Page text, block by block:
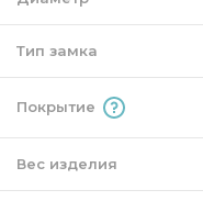
Тип замка
Покрытие
Вес изделия